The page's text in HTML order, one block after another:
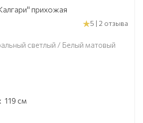
прихожая
5 | 2 отзыва
светлый / Белый матовый
119 см